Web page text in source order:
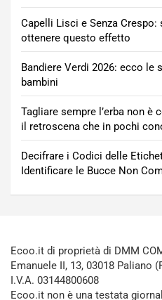
Capelli Lisci e Senza
ottenere questo effetto
Bandiere Verdi 2026: ecco le
bambini
Tagliare sempre l’erba non è
il retroscena che in pochi
Decifrare i Codici delle
Identificare le Bucce Non
Ecoo.it di proprietà di DMM
Emanuele II, 13, 03018 Paliano
I.V.A. 03144800608
Ecoo.it non è una testata